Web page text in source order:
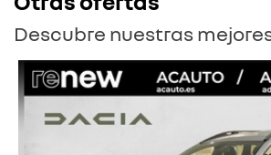
Descubre nuestras